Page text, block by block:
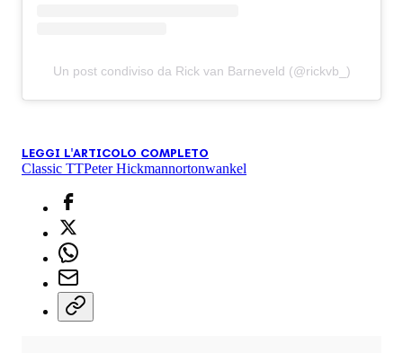
Un post condiviso da Rick van Barneveld (@rickvb_)
LEGGI L'ARTICOLO COMPLETO
Classic TTPeter Hickmannortonwankel